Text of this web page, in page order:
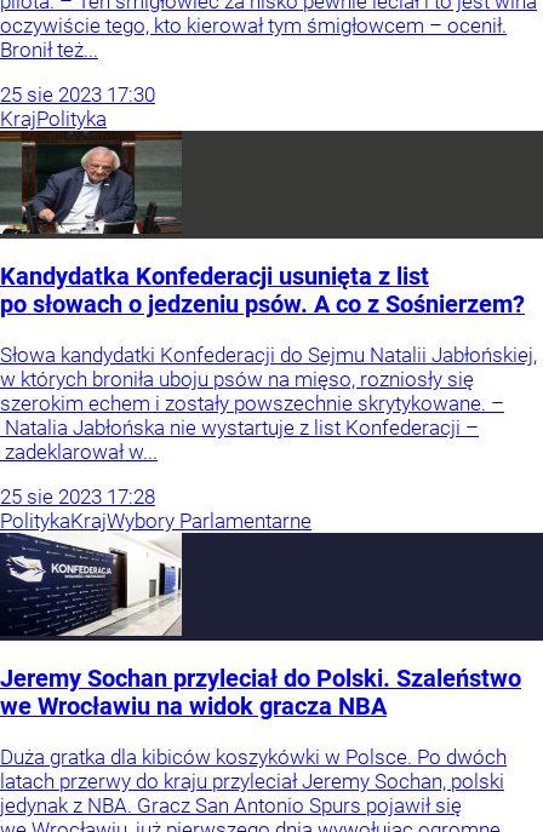
oczywiście tego, kto kierował tym śmigłowcem – ocenił.
Bronił też...
25 sie 2023 17:30
KrajPolityka
Kandydatka Konfederacji usunięta z list
po słowach o jedzeniu psów. A co z Sośnierzem?
Słowa kandydatki Konfederacji do Sejmu Natalii Jabłońskiej,
w których broniła uboju psów na mięso, rozniosły się
szerokim echem i zostały powszechnie skrytykowane. –
Natalia Jabłońska nie wystartuje z list Konfederacji –
zadeklarował w...
25 sie 2023 17:28
PolitykaKrajWybory Parlamentarne
Jeremy Sochan przyleciał do Polski. Szaleństwo
we Wrocławiu na widok gracza NBA
Duża gratka dla kibiców koszykówki w Polsce. Po dwóch
latach przerwy do kraju przyleciał Jeremy Sochan, polski
jedynak z NBA. Gracz San Antonio Spurs pojawił się